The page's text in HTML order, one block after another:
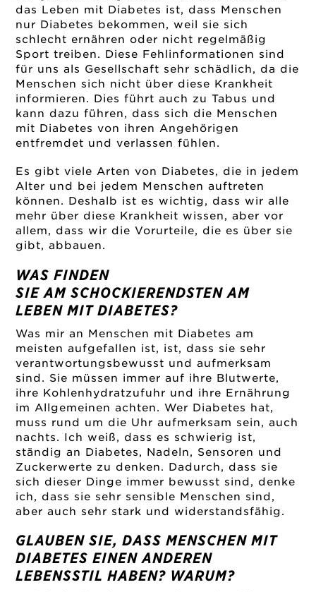
das Leben mit Diabetes ist, dass Menschen
nur Diabetes bekommen, weil sie sich
schlecht ernähren oder nicht regelmäßig
Sport treiben. Diese Fehlinformationen sind
für uns als Gesellschaft sehr schädlich, da die
Menschen sich nicht über diese Krankheit
informieren. Dies führt auch zu Tabus und
kann dazu führen, dass sich die Menschen
mit Diabetes von ihren Angehörigen
entfremdet und verlassen fühlen.
Es gibt viele Arten von Diabetes, die in jedem
Alter und bei jedem Menschen auftreten
können. Deshalb ist es wichtig, dass wir alle
mehr über diese Krankheit wissen, aber vor
allem, dass wir die Vorurteile, die es über sie
gibt, abbauen.
WAS FINDEN
SIE AM SCHOCKIERENDSTEN AM
LEBEN MIT DIABETES?
Was mir an Menschen mit Diabetes am
meisten aufgefallen ist, ist, dass sie sehr
verantwortungsbewusst und aufmerksam
sind. Sie müssen immer auf ihre Blutwerte,
ihre Kohlenhydratzufuhr und ihre Ernährung
im Allgemeinen achten. Wer Diabetes hat,
muss rund um die Uhr aufmerksam sein, auch
nachts. Ich weiß, dass es schwierig ist,
ständig an Diabetes, Nadeln, Sensoren und
Zuckerwerte zu denken. Dadurch, dass sie
sich dieser Dinge immer bewusst sind, denke
ich, dass sie sehr sensible Menschen sind,
aber auch sehr stark und widerstandsfähig.
GLAUBEN SIE, DASS MENSCHEN MIT
DIABETES EINEN ANDEREN
LEBENSSTIL HABEN? WARUM?